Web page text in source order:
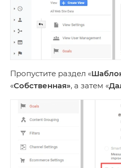
Пропустите раздел «
«Собственная», а затем «